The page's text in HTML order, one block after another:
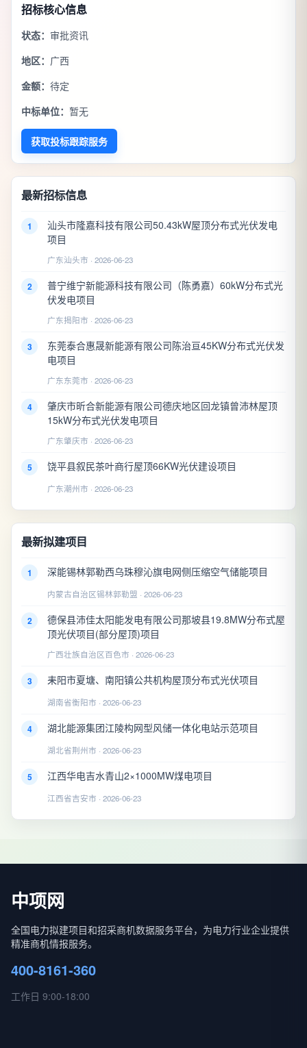
招标核心信息
状态： 审批资讯
地区： 广西
金额： 待定
中标单位： 暂无
获取投标跟踪服务
最新招标信息
1
汕头市隆嘉科技有限公司50.43kW屋顶分布式光伏发电
项目
广东汕头市 · 2026-06-23
2
普宁维宁新能源科技有限公司（陈勇嘉）60kW分布式光
伏发电项目
广东揭阳市 · 2026-06-23
3
东莞泰合惠晟新能源有限公司陈治亘45KW分布式光伏发
电项目
广东东莞市 · 2026-06-23
4
肇庆市昕合新能源有限公司德庆地区回龙镇曾沛林屋顶
15kW分布式光伏发电项目
广东肇庆市 · 2026-06-23
5 饶平县叙民茶叶商行屋顶66KW光伏建设项目
广东潮州市 · 2026-06-23
最新拟建项目
1 深能锡林郭勒西乌珠穆沁旗电网侧压缩空气储能项目
内蒙古自治区锡林郭勒盟 · 2026-06-23
2
德保县沛佳太阳能发电有限公司那坡县19.8MW分布式屋
顶光伏项目(部分屋顶)项目
广西壮族自治区百色市 · 2026-06-23
3 耒阳市夏塘、南阳镇公共机构屋顶分布式光伏项目
湖南省衡阳市 · 2026-06-23
4 湖北能源集团江陵构网型风储一体化电站示范项目
湖北省荆州市 · 2026-06-23
5 江西华电吉水青山2×1000MW煤电项目
江西省吉安市 · 2026-06-23
中项网
全国电力拟建项目和招采商机数据服务平台，为电力行业企业提供
精准商机情报服务。
400-8161-360
工作日 9:00-18:00